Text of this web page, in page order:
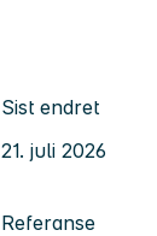
Sist endret
21. juli 2026
Referanse